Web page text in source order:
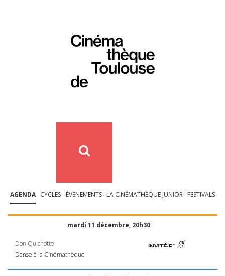
AGENDA CYCLES ÉVÉNEMENTS LA CINÉMATHÈQUE JUNIOR FESTIVALS
mardi 11 décembre, 20h30
Don Quichotte
Danse à la Cinémathèque